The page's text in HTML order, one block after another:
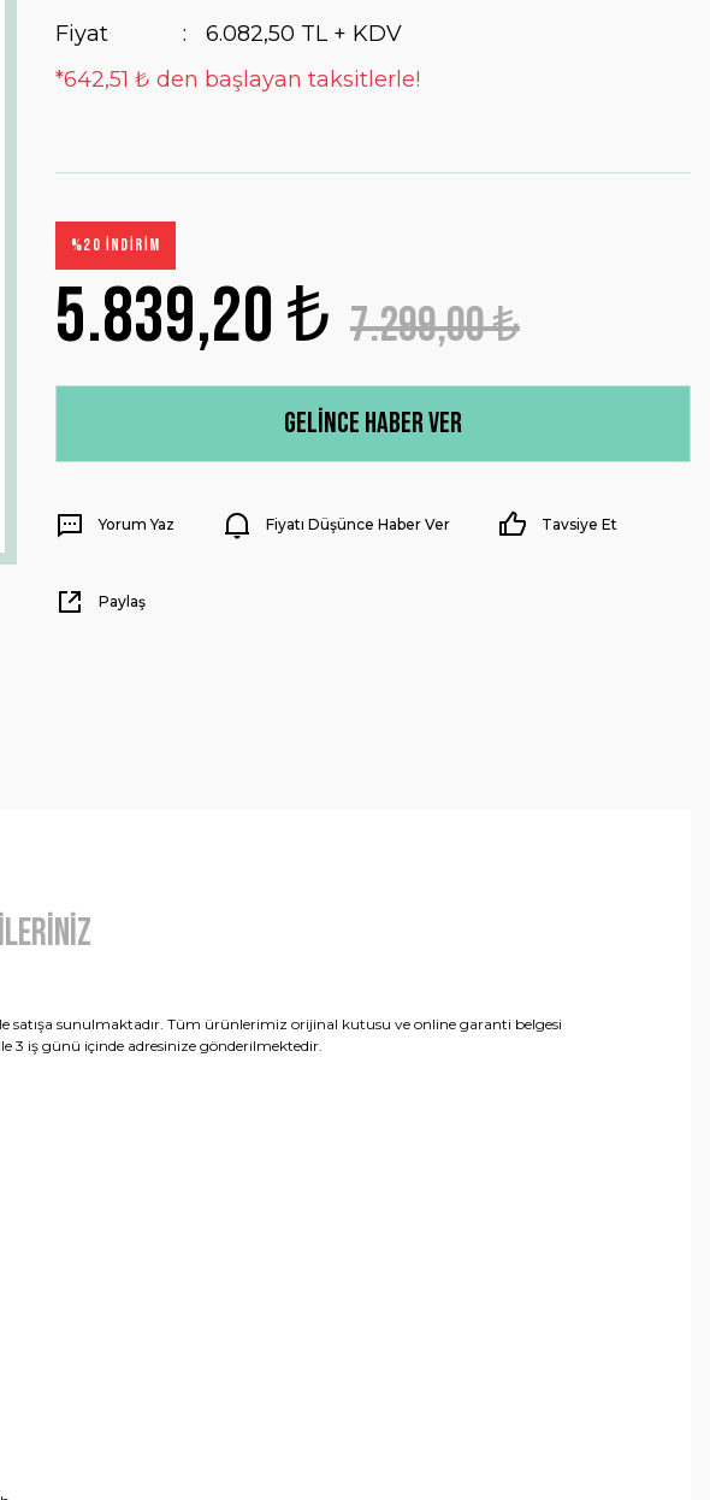
Fiyat
6.082,50 TL + KDV
*642,51 ₺ den başlayan taksitlerle!
%20 İNDİRİM
5.839,20 ₺ 7.299,00 ₺
Gelince Haber Ver
Yorum Yaz Fiyatı Düşünce Haber Ver Tavsiye Et
Paylaş
satışa sunulmaktadır. Tüm ürünlerimiz orijinal kutusu ve online garanti belgesi
3 iş günü içinde adresinize gönderilmektedir.